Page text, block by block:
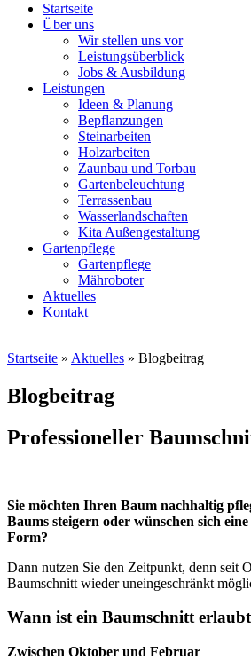
Startseite
Über uns
Wir stellen uns vor
Leistungsüberblick
Jobs & Ausbildung
Leistungen
Ideen & Planung
Bepflanzungen
Steinarbeiten
Holzarbeiten
Zaunbau und Torbau
Gartenbeleuchtung
Terrassenbau
Wasserlandschaften
Kita Außengestaltung
Gartenpflege
Gartenpflege
Mähroboter
Aktuelles
Kontakt
Startseite » Aktuelles » Blogbeitrag
Blogbeitrag
Professioneller
Sie möchten Ihren Baum nachhaltig
Baums steigern oder wünschen sich
Form?
Dann nutzen Sie den Zeitpunkt, denn seit
Baumschnitt wieder uneingeschränkt
Wann ist ein Baumschnitt
Zwischen Oktober und Februar